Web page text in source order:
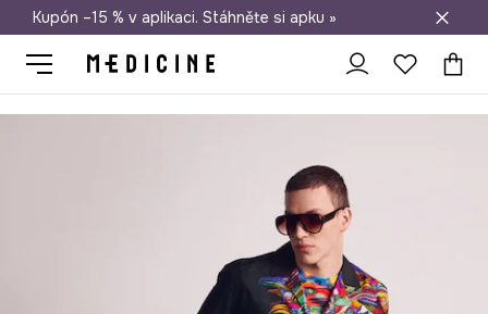
Doprava zdarma při nákupu nad 1 200 Kč
Kupón –15 % v aplikaci. Stáhněte si apku »